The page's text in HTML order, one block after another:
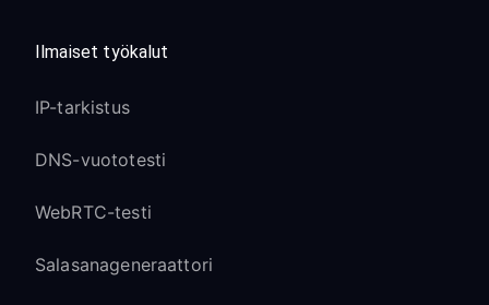
Ilmaiset työkalut
IP-tarkistus
DNS-vuototesti
WebRTC-testi
Salasanageneraattori